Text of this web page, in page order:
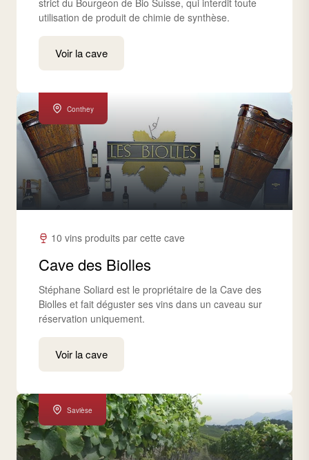
strict du Bourgeon de Bio Suisse, qui interdit toute
utilisation de produit de chimie de synthèse.
Voir la cave
Conthey
10 vins produits par cette cave
Cave des Biolles
Stéphane Soliard est le propriétaire de la Cave des
Biolles et fait déguster ses vins dans un caveau sur
réservation uniquement.
Voir la cave
Savièse